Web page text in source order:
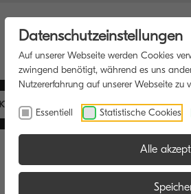
SOFTWARE BLOG
Datenschutzeinstellungen
Auf unserer Webseite werden Cookies
zwingend benötigt, während es uns
Nutzererfahrung auf unserer Webseite zu
Essentiell Statistische Cookies
Alle